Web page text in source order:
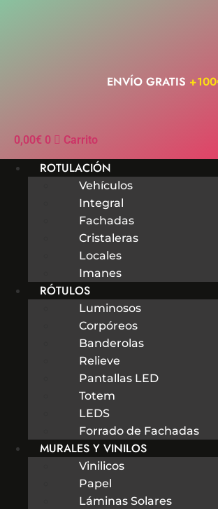
ENVÍO GRATIS
0,00€ 0 Carrito
ROTULACIÓN
Vehículos
Integral
Fachadas
Cristaleras
Locales
Imanes
RÓTULOS
Luminosos
Corpóreos
Banderolas
Relieve
Pantallas LED
Totem
LEDS
Forrado de Fachadas
MURALES Y VINILOS
Vinilicos
Papel
Láminas Solares